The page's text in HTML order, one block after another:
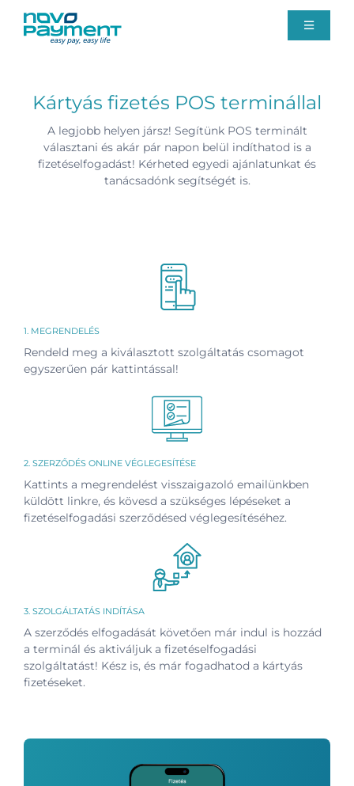
Toggle
Ügyfélszolgálat
Kártyás fizetés POS terminállal
A legjobb helyen jársz! Segítünk POS terminált
választani és akár pár napon belül indíthatod is a
fizetéselfogadást! Kérheted egyedi ajánlatunkat és
tanácsadónk segítségét is.
1. MEGRENDELÉS
Rendeld meg a kiválasztott szolgáltatás csomagot
egyszerűen pár kattintással!
2. SZERZŐDÉS ONLINE VÉGLEGESÍTÉSE
Kattints a megrendelést visszaigazoló emailünkben
küldött linkre, és kövesd a szükséges lépéseket a
fizetéselfogadási szerződésed véglegesítéséhez.
3. SZOLGÁLTATÁS INDÍTÁSA
A szerződés elfogadását követően már indul is hozzád
a terminál és aktiváljuk a fizetéselfogadási
szolgáltatást! Kész is, és már fogadhatod a kártyás
fizetéseket.